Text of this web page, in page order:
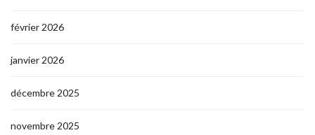
février 2026
janvier 2026
décembre 2025
novembre 2025